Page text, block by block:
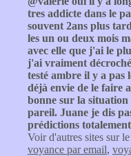
tres addicte dans le
souvent 2ans plus
les un ou deux mois
avec elle que j'ai le
j'ai vraiment
testé ambre il y a pas
déjà envie de le faire
bonne sur la
pareil. Juane je dis
prédictions
Voir d'autres sites sur
voyance par email,